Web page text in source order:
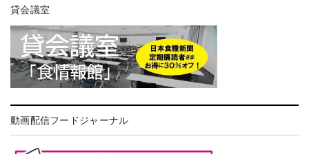
貸会議室
動画配信フードジャーナル